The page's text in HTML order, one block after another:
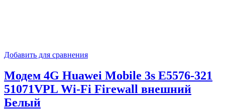
Добавить для сравнения
Модем 4G Huawei Mobile 3s E5576-321
51071VPL Wi-Fi Firewall внешний
Белый